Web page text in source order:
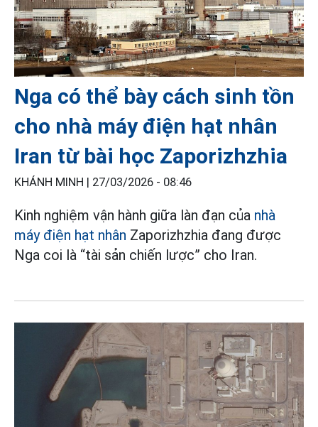
Nga có thể bày cách sinh tồn
cho nhà máy điện hạt nhân
Iran từ bài học Zaporizhzhia
KHÁNH MINH | 27/03/2026 - 08:46
Kinh nghiệm vận hành giữa làn đạn của nhà
máy điện hạt nhân Zaporizhzhia đang được
Nga coi là “tài sản chiến lược” cho Iran.